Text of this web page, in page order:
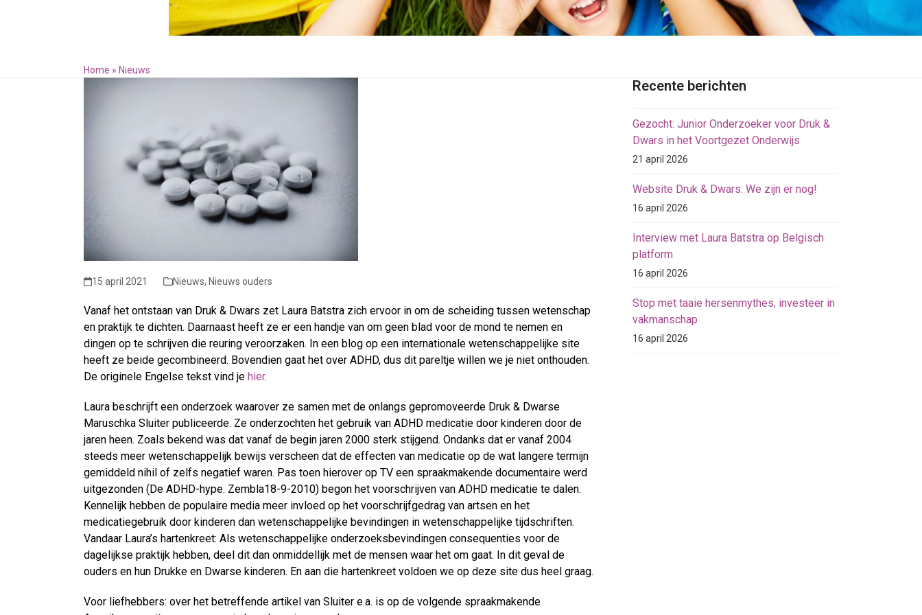
Home » Nieuws
15 april 2021 Nieuws, Nieuws ouders
Vanaf het ontstaan van Druk & Dwars zet Laura Batstra zich ervoor in om de scheiding tussen wetenschap
en praktijk te dichten. Daarnaast heeft ze er een handje van om geen blad voor de mond te nemen en
dingen op te schrijven die reuring veroorzaken. In een blog op een internationale wetenschappelijke site
heeft ze beide gecombineerd. Bovendien gaat het over ADHD, dus dit pareltje willen we je niet onthouden.
De originele Engelse tekst vind je hier.
Laura beschrijft een onderzoek waarover ze samen met de onlangs gepromoveerde Druk & Dwarse
Maruschka Sluiter publiceerde. Ze onderzochten het gebruik van ADHD medicatie door kinderen door de
jaren heen. Zoals bekend was dat vanaf de begin jaren 2000 sterk stijgend. Ondanks dat er vanaf 2004
steeds meer wetenschappelijk bewijs verscheen dat de effecten van medicatie op de wat langere termijn
gemiddeld nihil of zelfs negatief waren. Pas toen hierover op TV een spraakmakende documentaire werd
uitgezonden (De ADHD-hype. Zembla18-9-2010) begon het voorschrijven van ADHD medicatie te dalen.
Kennelijk hebben de populaire media meer invloed op het voorschrijfgedrag van artsen en het
medicatiegebruik door kinderen dan wetenschappelijke bevindingen in wetenschappelijke tijdschriften.
Vandaar Laura’s hartenkreet: Als wetenschappelijke onderzoeksbevindingen consequenties voor de
dagelijkse praktijk hebben, deel dit dan onmiddellijk met de mensen waar het om gaat. In dit geval de
ouders en hun Drukke en Dwarse kinderen. En aan die hartenkreet voldoen we op deze site dus heel graag.
Voor liefhebbers: over het betreffende artikel van Sluiter e.a. is op de volgende spraakmakende
Recente berichten
Gezocht: Junior Onderzoeker voor Druk &
Dwars in het Voortgezet Onderwijs
21 april 2026
Website Druk & Dwars: We zijn er nog!
16 april 2026
Interview met Laura Batstra op Belgisch
platform
16 april 2026
Stop met taaie hersenmythes, investeer in
vakmanschap
16 april 2026